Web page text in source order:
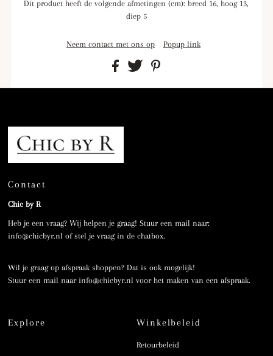
Dit product heeft de volgende afmetingen (cm): breed 16, hoog 13,
diep 5
Neem contact met ons op Popup link
Contact
Chic by R
Heb je een vraag? Wij helpen je graag! Stuur een mail naar:
info@chicbyr.nl of stel je vraag in de chatbox.
Wil je graag op afspraak shoppen? Dat is ook mogelijk!
Stuur een mail naar info@chicbyr.nl voor het maken van een afspraak.
Explore Winkelbeleid
Retourbeleid